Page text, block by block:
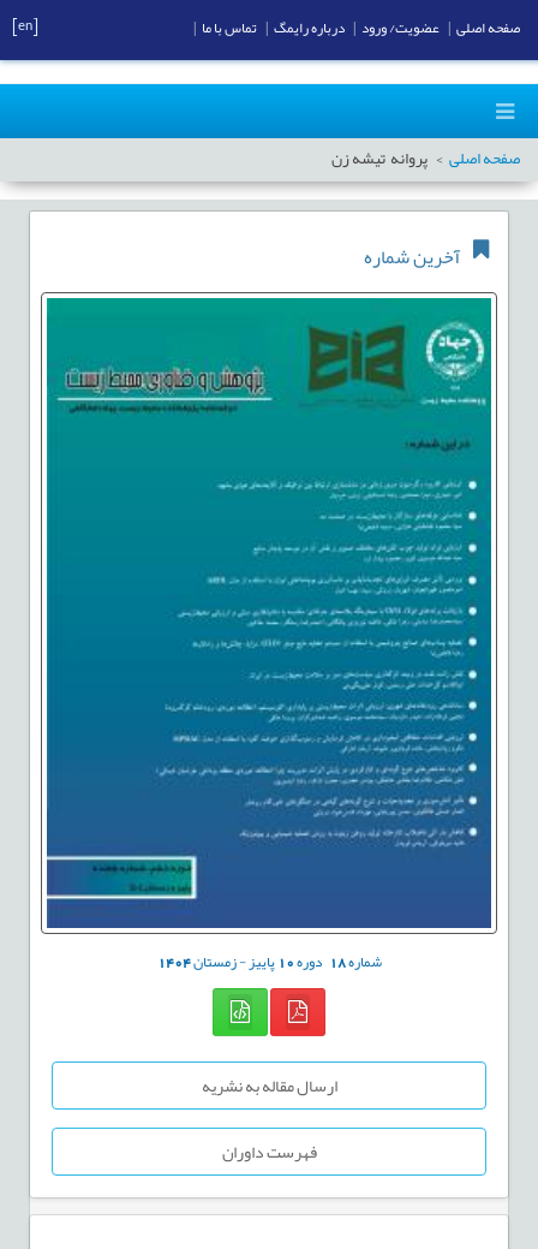
صفحه اصلی پروانه تیشه زن
آخرین شماره
شماره18 دوره10پاییز - زمستان1404
ارسال مقاله به نشریه
فهرست داوران
صفحه اصلی عضویت/ ورود درباره رایمگ تماس با ما